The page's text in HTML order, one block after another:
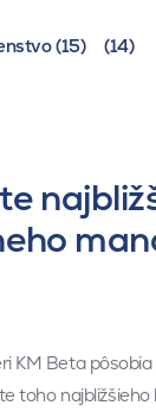
(15) (14)
KM Beta
toho najbližšieho